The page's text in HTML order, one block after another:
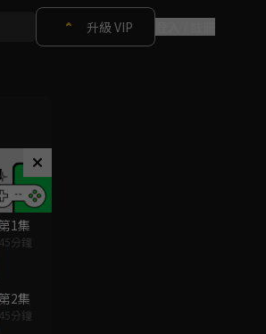
升級 VIP
第1集
45分鐘
第2集
45分鐘